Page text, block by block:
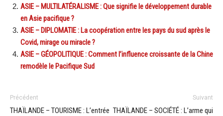
ASIE – MULTILATÉRALISME : Que signifie le développement durable
en Asie pacifique ?
ASIE – DIPLOMATIE : La coopération entre les pays du sud après le
Covid, mirage ou miracle ?
ASIE – GÉOPOLITIQUE : Comment l’influence croissante de la Chine
remodèle le Pacifique Sud
Précédent
THAÏLANDE – TOURISME : L’entrée
Suivant
THAÏLANDE – SOCIÉTÉ : L’arme qui